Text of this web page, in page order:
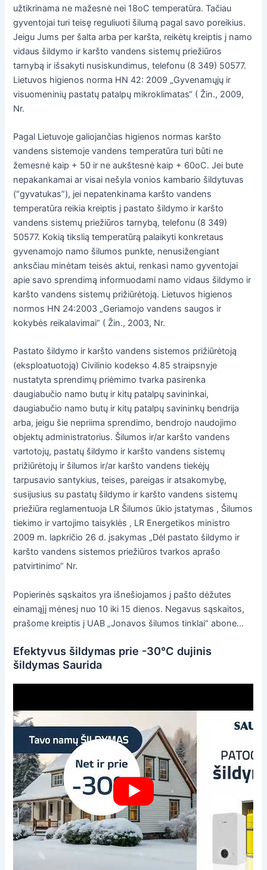
užtikrinama ne mažesnė nei 18oC temperatūra. Tačiau
gyventojai turi teisę reguliuoti šilumą pagal savo poreikius.
Jeigu Jums per šalta arba per karšta, reikėtų kreiptis į namo
vidaus šildymo ir karšto vandens sistemų priežiūros
tarnybą ir išsakyti nusiskundimus, telefonu (8 349) 50577.
Lietuvos higienos norma HN 42: 2009 „Gyvenamųjų ir
visuomeninių pastatų patalpų mikroklimatas“ ( Žin., 2009,
Nr.
Pagal Lietuvoje galiojančias higienos normas karšto
vandens sistemoje vandens temperatūra turi būti ne
žemesnė kaip + 50 ir ne aukštesnė kaip + 60oC. Jei bute
nepakankamai ar visai nešyla vonios kambario šildytuvas
(“gyvatukas”), jei nepatenkinama karšto vandens
temperatūra reikia kreiptis į pastato šildymo ir karšto
vandens sistemų priežiūros tarnybą, telefonu (8 349)
50577. Kokią tikslią temperatūrą palaikyti konkretaus
gyvenamojo namo šilumos punkte, nenusižengiant
anksčiau minėtam teisės aktui, renkasi namo gyventojai
apie savo sprendimą informuodami namo vidaus šildymo ir
karšto vandens sistemų prižiūrėtoją. Lietuvos higienos
normos HN 24:2003 „Geriamojo vandens saugos ir
kokybės reikalavimai“ ( Žin., 2003, Nr.
Pastato šildymo ir karšto vandens sistemos prižiūrėtoją
(eksploatuotoją) Civilinio kodekso 4.85 straipsnyje
nustatyta sprendimų priėmimo tvarka pasirenka
daugiabučio namo butų ir kitų patalpų savininkai,
daugiabučio namo butų ir kitų patalpų savininkų bendrija
arba, jeigu šie nepriima sprendimo, bendrojo naudojimo
objektų administratorius. Šilumos ir/ar karšto vandens
vartotojų, pastatų šildymo ir karšto vandens sistemų
prižiūrėtojų ir šilumos ir/ar karšto vandens tiekėjų
tarpusavio santykius, teises, pareigas ir atsakomybę,
susijusius su pastatų šildymo ir karšto vandens sistemų
priežiūra reglamentuoja LR Šilumos ūkio įstatymas , Šilumos
tiekimo ir vartojimo taisyklės , LR Energetikos ministro
2009 m. lapkričio 26 d. įsakymas „Dėl pastato šildymo ir
karšto vandens sistemos priežiūros tvarkos aprašo
patvirtinimo“ Nr.
Popierinės sąskaitos yra išnešiojamos į pašto dėžutes
einamąjį mėnesį nuo 10 iki 15 dienos. Negavus sąskaitos,
prašome kreiptis į UAB „Jonavos šilumos tinklai“ abone...
Efektyvus šildymas prie -30°C dujinis
šildymas Saurida